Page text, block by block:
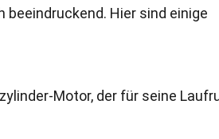
Hier sind einige
Motor, der für seine